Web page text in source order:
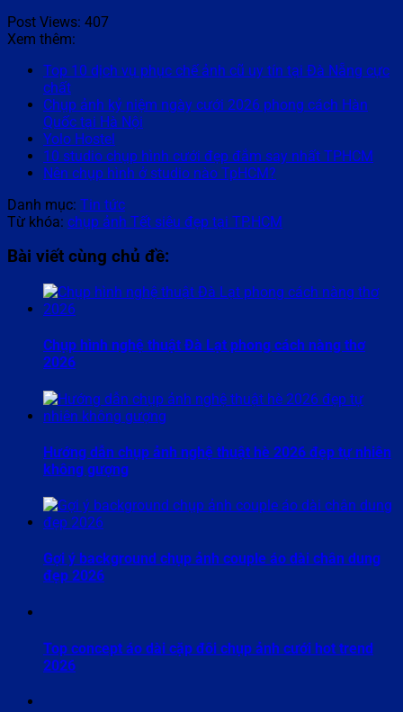
Post Views: 407
Xem thêm:
Top 10 dịch vụ phục chế ảnh cũ uy tín tại Đà Nẵng cực
chất
Chụp ảnh kỷ niệm ngày cưới 2026 phong cách Hàn
Quốc tại Hà Nội
Yolo Hostel
10 studio chụp hình cưới đẹp đắm say nhất TPHCM
Nên chụp hình ở studio nào TpHCM?
Danh mục: Tin tức
Từ khóa: chụp ảnh Tết siêu đẹp tại TP.HCM
Bài viết cùng chủ đề:
Chụp hình nghệ thuật Đà Lạt phong cách nàng thơ
2026
Hướng dẫn chụp ảnh nghệ thuật hè 2026 đẹp tự nhiên
không gượng
Gợi ý background chụp ảnh couple áo dài chân dung
đẹp 2026
Top concept áo dài cặp đôi chụp ảnh cưới hot trend
2026